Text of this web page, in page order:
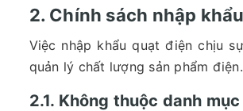
2. Chính sách nhập
Việc nhập khẩu quạt điện chịu
quản lý chất lượng sản phẩm điện.
2.1. Không thuộc danh